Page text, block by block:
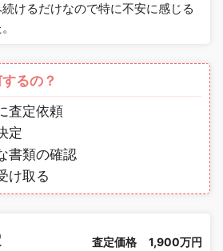
けるだけなので特に不安に感じる
るの？
査定依頼
定
書類の確認
け取る
査定価格 1,900万円